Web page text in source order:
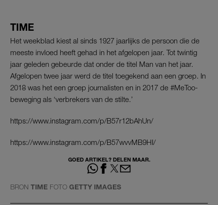
TIME
Het weekblad kiest al sinds 1927 jaarlijks de persoon die de
meeste invloed heeft gehad in het afgelopen jaar. Tot twintig
jaar geleden gebeurde dat onder de titel Man van het jaar.
Afgelopen twee jaar werd de titel toegekend aan een groep. In
2018 was het een groep journalisten en in 2017 de #MeToo-
beweging als ‘verbrekers van de stilte.’
https://www.instagram.com/p/B57r12bAhUn/
https://www.instagram.com/p/B57wvvMB9HI/
GOED ARTIKEL? DELEN MAAR.
BRON TIME FOTO GETTY IMAGES